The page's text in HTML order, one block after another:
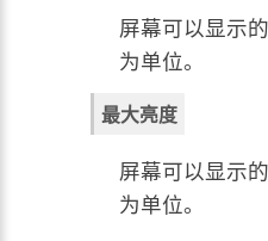
屏幕可以显示
为单位。
最大亮度
屏幕可以显示
为单位。